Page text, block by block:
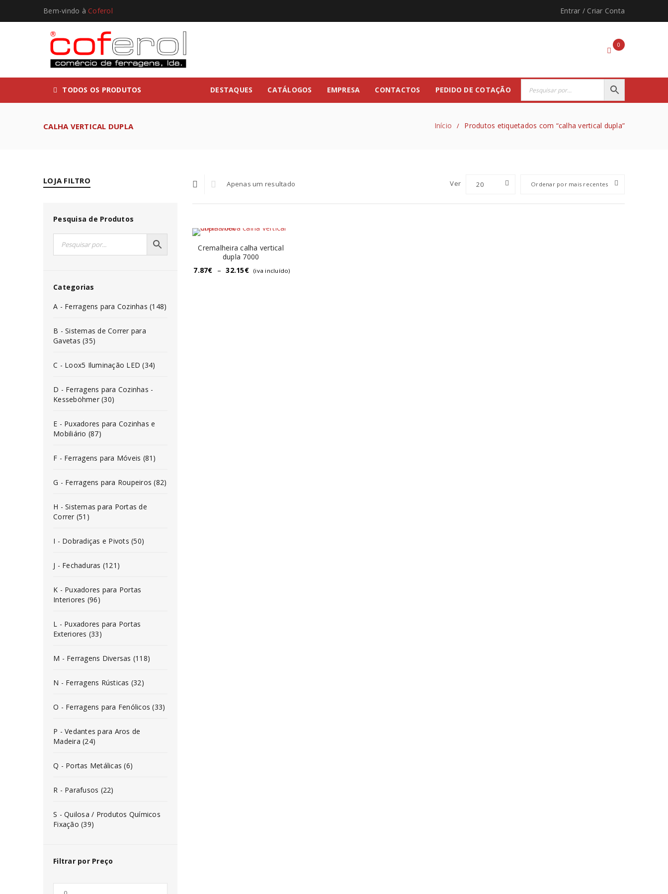
Bem-vindo à Coferol Entrar / Criar Conta
0
TODOS OS PRODUTOS DESTAQUES CATÁLOGOS EMPRESA CONTACTOS PEDIDO DE COTAÇÃO
CALHA VERTICAL DUPLA Início / Produtos etiquetados com “calha vertical dupla”
LOJA FILTRO
Pesquisa de Produtos
Categorias
A - Ferragens para Cozinhas (148)
B - Sistemas de Correr para
Gavetas (35)
C - Loox5 Iluminação LED (34)
D - Ferragens para Cozinhas -
Kesseböhmer (30)
E - Puxadores para Cozinhas e
Mobiliário (87)
F - Ferragens para Móveis (81)
G - Ferragens para Roupeiros (82)
H - Sistemas para Portas de
Correr (51)
I - Dobradiças e Pivots (50)
J - Fechaduras (121)
K - Puxadores para Portas
Interiores (96)
L - Puxadores para Portas
Exteriores (33)
M - Ferragens Diversas (118)
N - Ferragens Rústicas (32)
O - Ferragens para Fenólicos (33)
P - Vedantes para Aros de
Madeira (24)
Q - Portas Metálicas (6)
R - Parafusos (22)
S - Quilosa / Produtos Químicos
Fixação (39)
Filtrar por Preço
Apenas um resultado Ordenar por mais recentes
Ver 20
Cremalheira calha vertical
dupla 7000
7.87€ – 32.15€ (iva incluído)